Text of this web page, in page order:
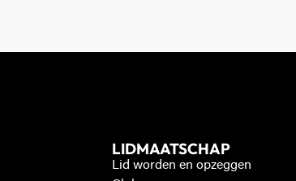
LIDMAATSCHAP
Lid worden en opzeggen